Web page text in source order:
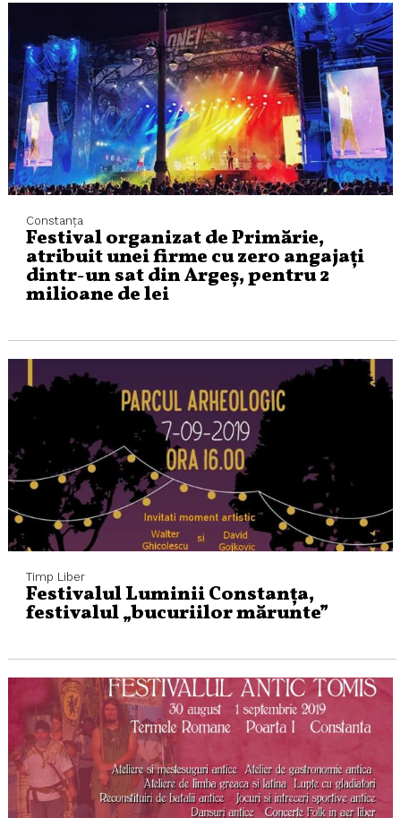
Constanța
Festival organizat de Primărie,
atribuit unei firme cu zero angajați
dintr-un sat din Argeș, pentru 2
milioane de lei
Timp Liber
Festivalul Luminii Constanța,
festivalul „bucuriilor mărunte”